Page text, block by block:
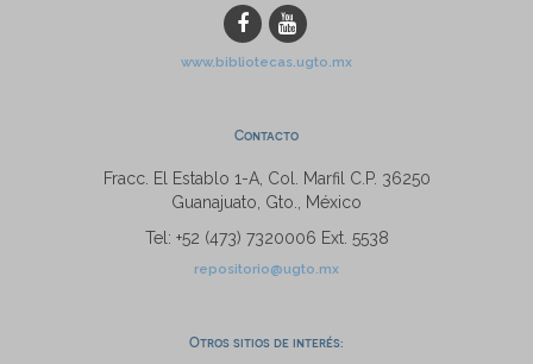
www.bibliotecas.ugto.mx
Contacto
Fracc. El Establo 1-A, Col. Marfil C.P. 36250
Guanajuato, Gto., México
Tel: +52 (473) 7320006 Ext. 5538
repositorio@ugto.mx
Otros sitios de interés: